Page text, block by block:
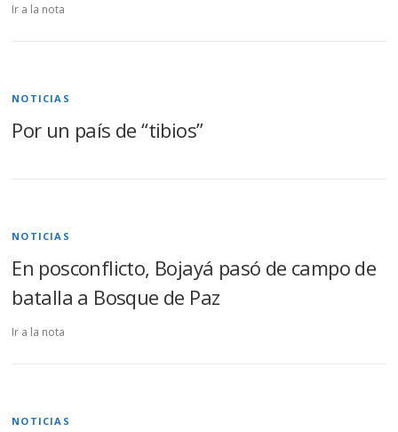
Ir a la nota
NOTICIAS
Por un país de “tibios”
NOTICIAS
En posconflicto, Bojayá pasó de campo de
batalla a Bosque de Paz
Ir a la nota
NOTICIAS